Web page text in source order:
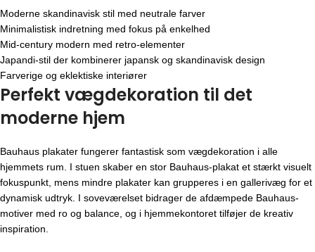
Moderne skandinavisk stil med neutrale farver
Minimalistisk indretning med fokus på enkelhed
Mid-century modern med retro-elementer
Japandi-stil der kombinerer japansk og skandinavisk design
Farverige og eklektiske interiører
Perfekt vægdekoration til det
moderne hjem
Bauhaus plakater fungerer fantastisk som vægdekoration i alle
hjemmets rum. I stuen skaber en stor Bauhaus-plakat et stærkt visuelt
fokuspunkt, mens mindre plakater kan grupperes i en gallerivæg for et
dynamisk udtryk. I soveværelset bidrager de afdæmpede Bauhaus-
motiver med ro og balance, og i hjemmekontoret tilføjer de kreativ
inspiration.